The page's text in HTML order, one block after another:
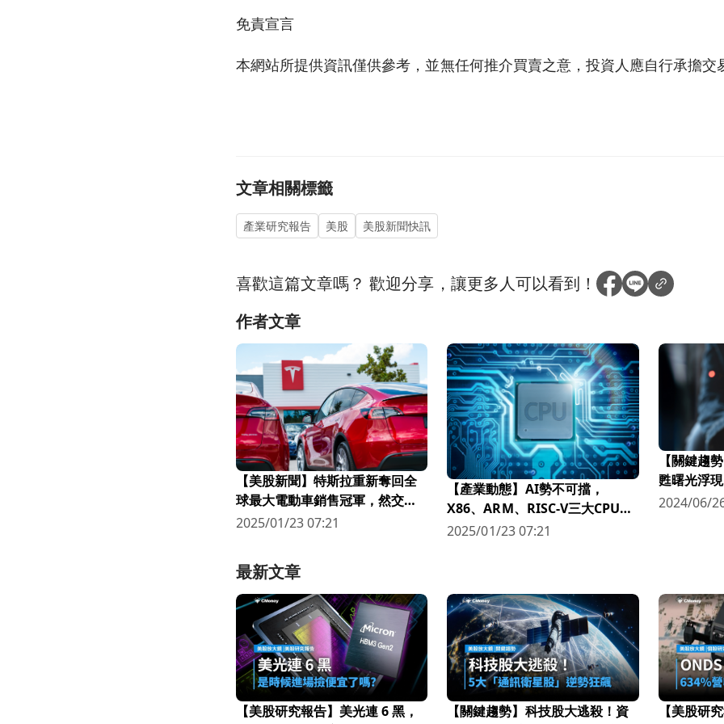
免責宣言
本網站所提供資訊僅供參考，並無任何推介買賣之意，投資人應自行承擔交
文章相關標籤
產業研究報告 美股 美股新聞快訊
喜歡這篇文章嗎？歡迎分享，讓更多人可以看到！
作者文章
【美股新聞】特斯拉重新奪回全
球最大電動車銷售冠軍，然交車
量仍不如市場預期！
2025/01/23 07:21
【產業動態】AI勢不可擋，
X86、ARM、RISC-V三大CPU架
構誰將成為市場主流？
2025/01/23 07:21
【關鍵趨
甦曙光浮
關鍵！
2024/06/
最新文章
【美股研究報告】美光連 6 黑，
【關鍵趨勢】科技股大逃殺！資
【美股研